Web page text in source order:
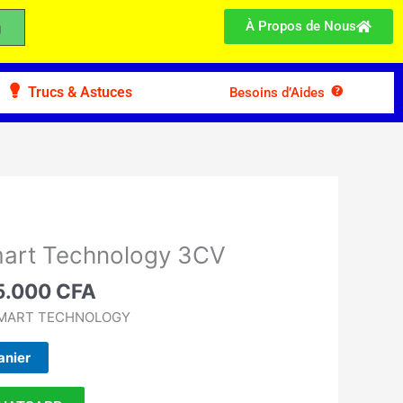
À Propos de Nous
Trucs & Astuces Besoins d’Aides
Technology 3CV
:
CFA.
CFA
prix
actuel
335.000 CFA.
TECHNOLOGY